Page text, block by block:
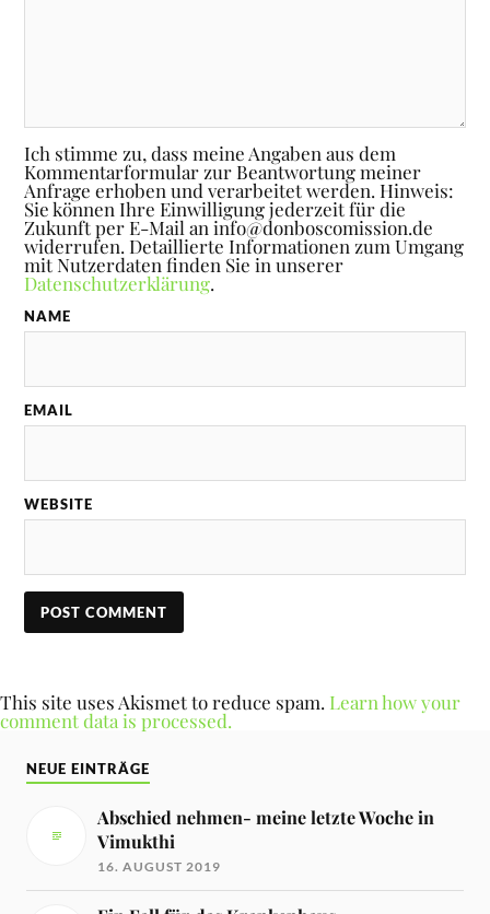
Ich stimme zu, dass meine Angaben aus dem
Kommentarformular zur Beantwortung meiner
Anfrage erhoben und verarbeitet werden. Hinweis:
Sie können Ihre Einwilligung jederzeit für die
Zukunft per E-Mail an info@donboscomission.de
widerrufen. Detaillierte Informationen zum Umgang
mit Nutzerdaten finden Sie in unserer
Datenschutzerklärung.
NAME
EMAIL
WEBSITE
This site uses Akismet to reduce spam. Learn how your
comment data is processed.
NEUE EINTRÄGE
Abschied nehmen- meine letzte Woche in
Vimukthi
16. AUGUST 2019